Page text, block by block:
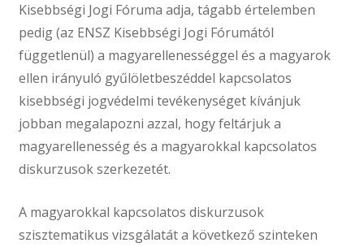
Kisebbségi Jogi Fóruma adja, tágabb értelemben
pedig (az ENSZ Kisebbségi Jogi Fórumától
függetlenül) a magyarellenességgel és a magyarok
ellen irányuló gyűlöletbeszéddel kapcsolatos
kisebbségi jogvédelmi tevékenységet kívánjuk
jobban megalapozni azzal, hogy feltárjuk a
magyarellenesség és a magyarokkal kapcsolatos
diskurzusok szerkezetét.
A magyarokkal kapcsolatos diskurzusok
szisztematikus vizsgálatát a következő szinteken